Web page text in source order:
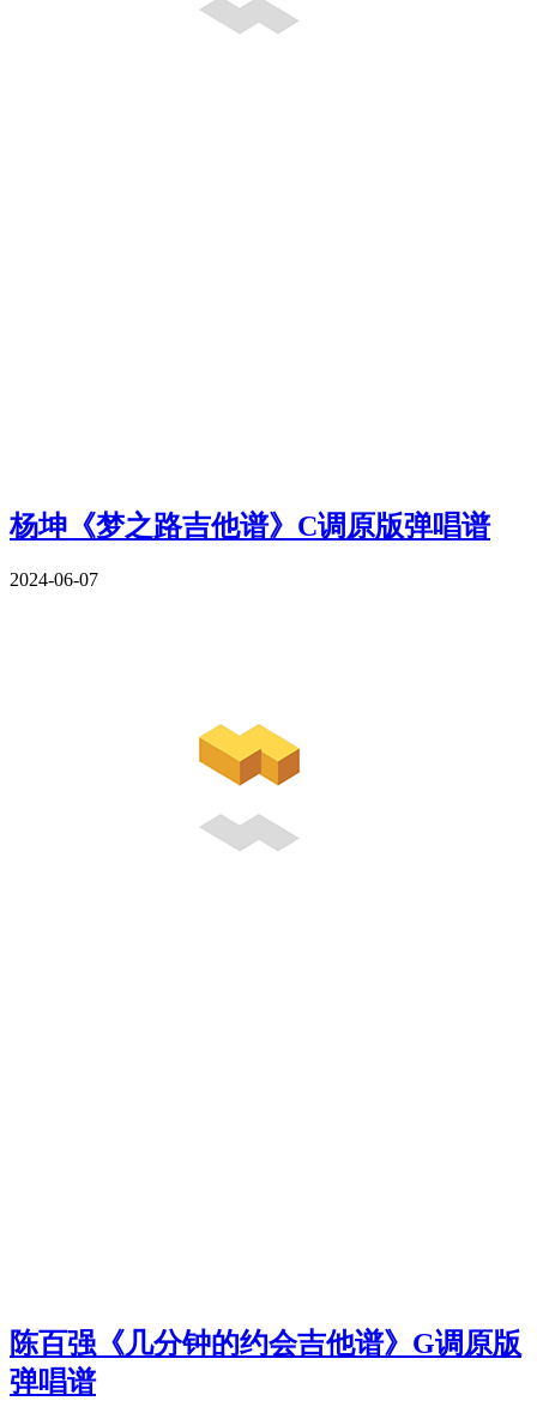
杨坤《梦之路吉他谱》C调原版弹唱谱
2024-06-07
陈百强《几分钟的约会吉他谱》G调原版
弹唱谱